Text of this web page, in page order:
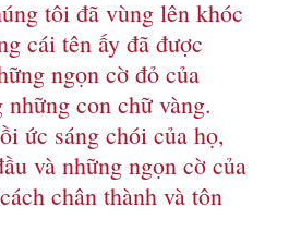
tôi đã vùng lên khóc
cái tên ấy đã được
ngọn cờ đỏ của
con chữ vàng.
ức sáng chói của họ,
và những ngọn cờ của
chân thành và tôn